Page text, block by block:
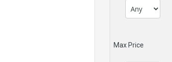
Max Price